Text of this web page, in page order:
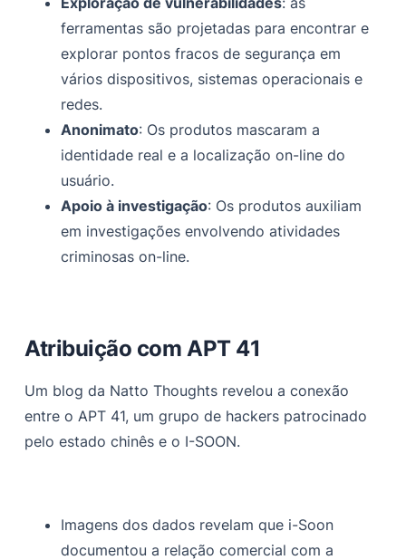
ferramentas são projetadas para encontrar e
explorar pontos fracos de segurança em
vários dispositivos, sistemas operacionais e
redes.
Anonimato: Os produtos mascaram a
identidade real e a localização on-line do
usuário.
Apoio à investigação: Os produtos auxiliam
em investigações envolvendo atividades
criminosas on-line.
Atribuição com APT 41
Um blog da Natto Thoughts revelou a conexão
entre o APT 41, um grupo de hackers patrocinado
pelo estado chinês e o I-SOON.
Imagens dos dados revelam que i-Soon
documentou a relação comercial com a